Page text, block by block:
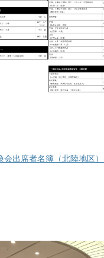
会出席者名簿（北陸地区